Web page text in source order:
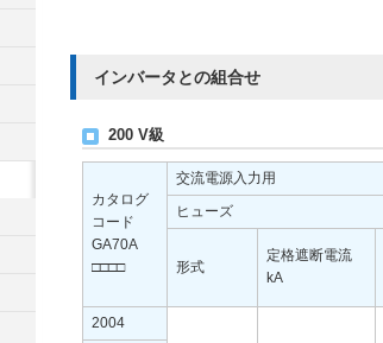
インバータとの組合せ
200 V級
カタログ
コード
GA70A
□□□□
交流電源入力用
ヒューズ
形式
定格遮断電流
kA
2004